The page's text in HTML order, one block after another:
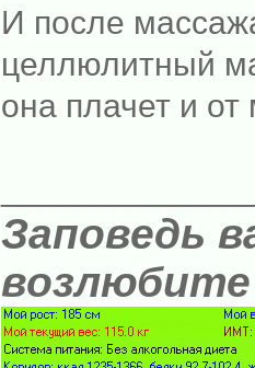
И после
целлюлитный
она плачет и
Заповедь
возлюбите